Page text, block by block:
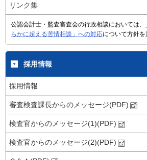
リンク集
公認会計士・監査審査会の行政相談においては、
らかに超える苦情相談」への対応について方針を
採用情報
採用情報
審査検査課長からのメッセージ(PDF)
検査官からのメッセージ(1)(PDF)
検査官からのメッセージ(2)(PDF)